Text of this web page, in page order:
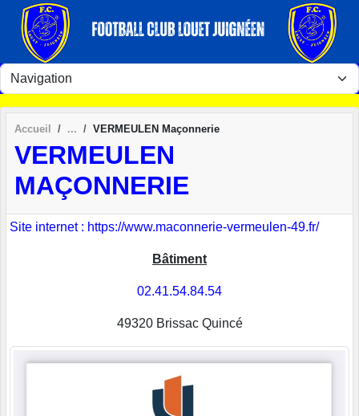
Accueil VERMEULEN Maçonnerie
VERMEULEN
MAÇONNERIE
Site internet : https://www.maconnerie-vermeulen-49.fr/
Bâtiment
02.41.54.84.54
49320 Brissac Quincé
Panneau de gestion des cookies